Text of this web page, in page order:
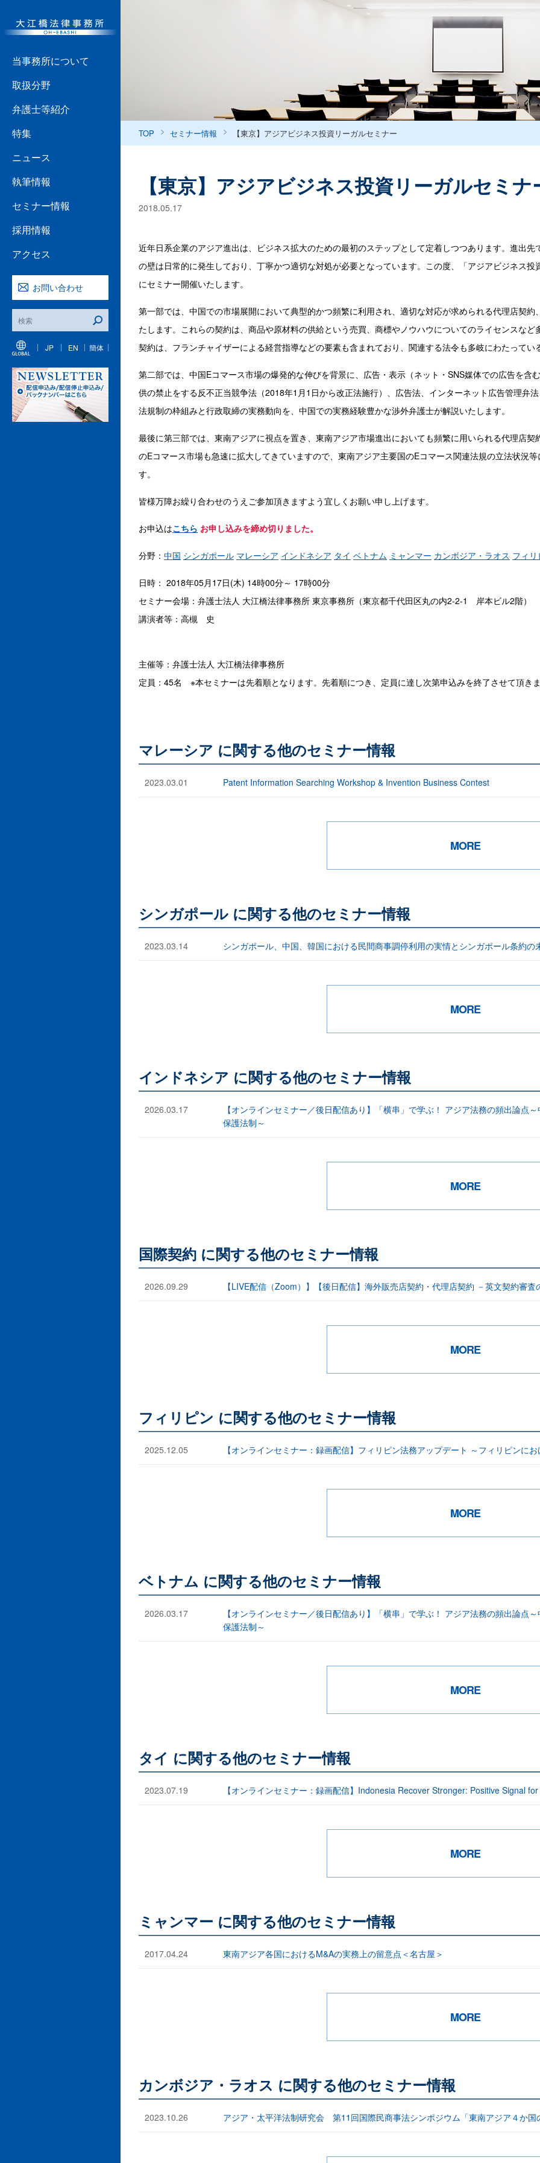
当事務所について
取扱分野
弁護士等紹介
特集
ニュース
執筆情報
セミナー情報
採用情報
アクセス
お問い合わせ
JP EN 簡体
TOP セミナー情報 【東京】アジアビジネス投資リーガルセミナー
【東京】アジアビジネス投資リーガルセミナ
2018.05.17
近年日系企業のアジア進出は、ビジネス拡大のための最初のステップとして定着しつつあります。進出
の壁は日常的に発生しており、丁寧かつ適切な対処が必要となっています。この度、「アジアビジネス
にセミナー開催いたします。
第一部では、中国での市場展開において典型的かつ頻繁に利用され、適切な対応が求められる代理店契
たします。これらの契約は、商品や原材料の供給という売買、商標やノウハウについてのライセンスな
契約は、フランチャイザーによる経営指導などの要素も含まれており、関連する法令も多岐にわたって
第二部では、中国Eコマース市場の爆発的な伸びを背景に、広告・表示（ネット・SNS媒体での広告を
供の禁止をする反不正当競争法（2018年1月1日から改正法施行）、広告法、インターネット広告管理弁
法規制の枠組みと行政取締の実務動向を、中国での実務経験豊かな渉外弁護士が解説いたします。
最後に第三部では、東南アジアに視点を置き、東南アジア市場進出においても頻繁に用いられる代理店
のEコマース市場も急速に拡大してきていますので、東南アジア主要国のEコマース関連法規の立法状況
す。
皆様万障お繰り合わせのうえご参加頂きますよう宜しくお願い申し上げます。
お申込はこちら お申し込みを締め切りました。
分野： 中国 シンガポール マレーシア インドネシア タイ ベトナム ミャンマー カンボジア・ラオス フィ
日時： 2018年05月17日(木) 14時00分～ 17時00分
セミナー会場：弁護士法人 大江橋法律事務所 東京事務所（東京都千代田区丸の内2-2-1 岸本ビル2階）
講演者等：高槻 史
主催等：弁護士法人 大江橋法律事務所
定員：45名 ※本セミナーは先着順となります。先着順につき、定員に達し次第申込みを終了させて頂き
マレーシア に関する他のセミナー情報
2023.03.01 Patent Information Searching Workshop & Invention Business Contest
MORE
シンガポール に関する他のセミナー情報
2023.03.14 シンガポール、中国、韓国における民間商事調停利用の実情とシンガポール条約の
MORE
インドネシア に関する他のセミナー情報
2026.03.17
【オンラインセミナー／後日配信あり】「横串」で学ぶ！ アジア法務の頻出論点
保護法制～
MORE
国際契約 に関する他のセミナー情報
2026.09.29 【LIVE配信（Zoom）】【後日配信】海外販売店契約・代理店契約 －英文契約審査
MORE
フィリピン に関する他のセミナー情報
2025.12.05 【オンラインセミナー：録画配信】フィリピン法務アップデート ～フィリピンに
MORE
ベトナム に関する他のセミナー情報
2026.03.17
【オンラインセミナー／後日配信あり】「横串」で学ぶ！ アジア法務の頻出論点
保護法制～
MORE
タイ に関する他のセミナー情報
2023.07.19 【オンラインセミナー：録画配信】Indonesia Recover Stronger: Positive Signal
MORE
ミャンマー に関する他のセミナー情報
2017.04.24 東南アジア各国におけるM&Aの実務上の留意点＜名古屋＞
MORE
カンボジア・ラオス に関する他のセミナー情報
2023.10.26 アジア・太平洋法制研究会 第11回国際民商事法シンポジウム「東南アジア４か国